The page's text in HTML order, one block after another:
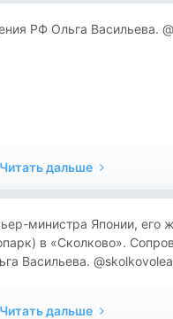
РФ Ольга Васильева.
Читать дальше
министра Японии, его
в «Сколково».
Васильева.
Читать дальше